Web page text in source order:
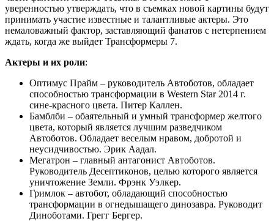
уверенностью утверждать, что в съемках новой картины будут
принимать участие известные и талантливые актеры. Это
немаловажный фактор, заставляющий фанатов с нетерпением
ждать, когда же выйдет Трансформеры 7.
Актеры и их роли:
Оптимус Прайм – руководитель Автоботов, обладает
способностью трансформации в Western Star 2014 г.
сине-красного цвета. Питер Каллен.
Бамблби – обаятельный и умный трансформер желтого
цвета, который является лучшим разведчиком
Автоботов. Обладает веселым нравом, добротой и
неусидчивостью. Эрик Аадал.
Мегатрон – главный антагонист Автоботов.
Руководитель Десептиконов, целью которого является
уничтожение Земли. Фрэнк Уэлкер.
Гримлок – автобот, обладающий способностью
трансформации в огнедышащего динозавра. Руководит
Диноботами. Грегг Бергер.